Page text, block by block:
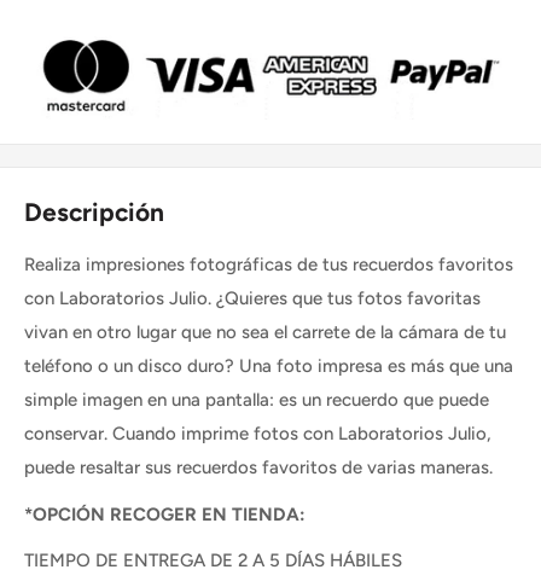
Descripción
Realiza impresiones fotográficas de tus recuerdos favoritos
con Laboratorios Julio. ¿Quieres que tus fotos favoritas
vivan en otro lugar que no sea el carrete de la cámara de tu
teléfono o un disco duro? Una foto impresa es más que una
simple imagen en una pantalla: es un recuerdo que puede
conservar. Cuando imprime fotos con Laboratorios Julio,
puede resaltar sus recuerdos favoritos de varias maneras.
*OPCIÓN RECOGER EN TIENDA:
TIEMPO DE ENTREGA DE 2 A 5 DÍAS HÁBILES